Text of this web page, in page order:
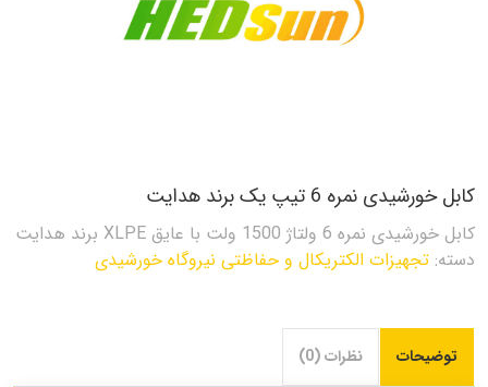
کابل خورشیدی نمره 6 تیپ یک برند هدایت
کابل خورشیدی نمره 6 ولتاژ 1500 ولت با عایق XLPE برند هدایت
دسته: تجهیزات الکتریکال و حفاظتی نیروگاه خورشیدی
توضیحات نظرات (0)